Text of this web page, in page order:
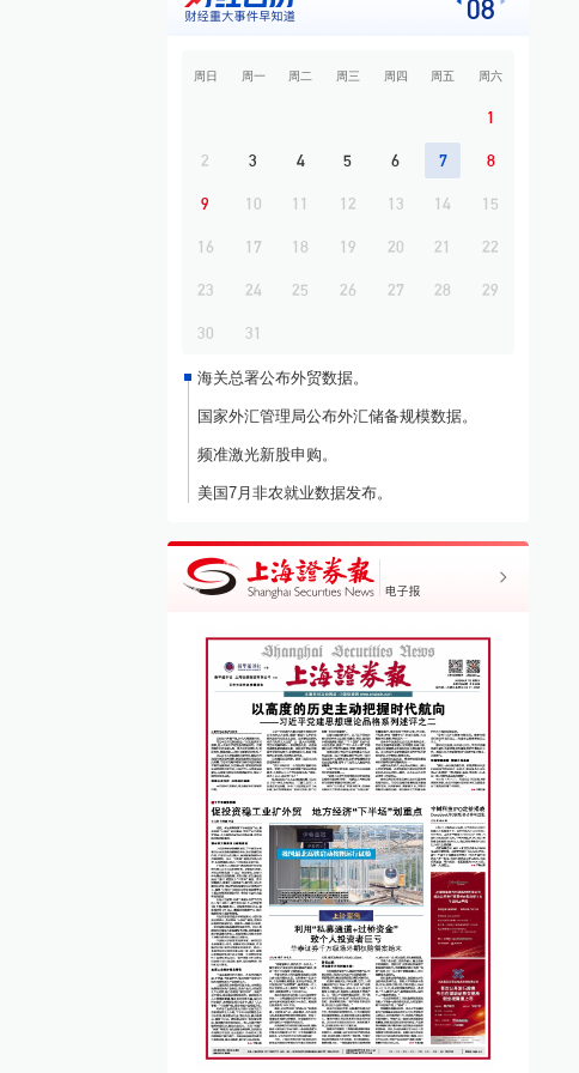
债 美国将对多晶硅衍生品加征15%关税
10 专题·中东战云 | 霍尔木兹海峡通航协议接近
08
周日 周一 周二 周三 周四 周五 周六
1
2 3 4 5 6 7 8
9 10 11 12 13 14 15
16 17 18 19 20 21 22
23 24 25 26 27 28 29
30 31
海关总署公布外贸数据。
国家外汇管理局公布外汇储备规模数据。
频准激光新股申购。
美国7月非农就业数据发布。